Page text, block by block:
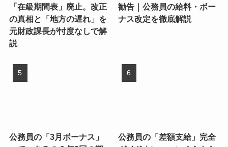
「在級期間表」廃止。改正
の真相と「地方の遅れ」を
元財政課長が忖度なしで解
説
勧告｜公務員の給料・ボー
ナス改定を徹底解説
公務員の「3月ボーナス」
公務員の「差額支給」完全